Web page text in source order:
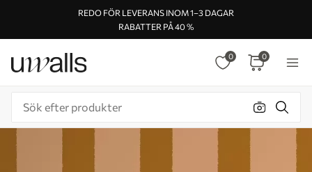
REDO FÖR LEVERANS INOM 1–3 DAGAR
RABATTER PÅ 40 %
0 0